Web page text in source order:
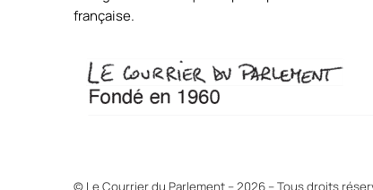
française.
© Le Courrier du Parlement – 2026 – Tous droits